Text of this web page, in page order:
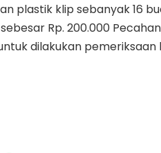
plastik klip sebanyak 16
Rp. 200.000
dilakukan pemeriksaan